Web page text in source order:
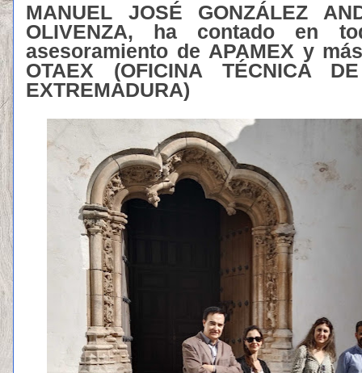
MANUEL JOSÉ GONZÁLEZ
OLIVENZA, ha contado en
asesoramiento de APAMEX y
OTAEX (OFICINA TÉCNICA
EXTREMADURA)